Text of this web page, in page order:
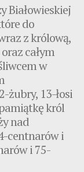
Białowieskiej
do
z królową,
całym
w
żubry, 13-łosi
król
nad
centnarów i
i 75-